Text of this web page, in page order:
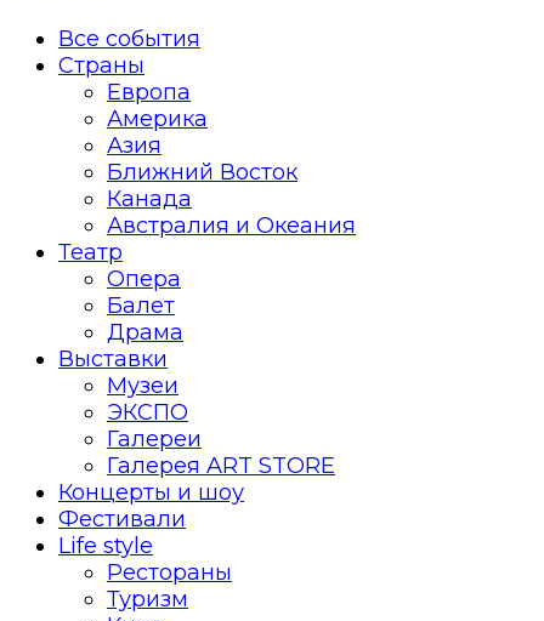
Все события
Страны
Европа
Америка
Азия
Ближний Восток
Канада
Австралия и Океания
Театр
Опера
Балет
Драма
Выставки
Музеи
ЭКСПО
Галереи
Галерея ART STORE
Концерты и шоу
Фестивали
Life style
Рестораны
Туризм